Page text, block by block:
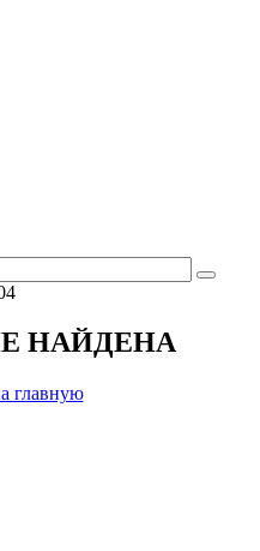
НАЙДЕНА
главную